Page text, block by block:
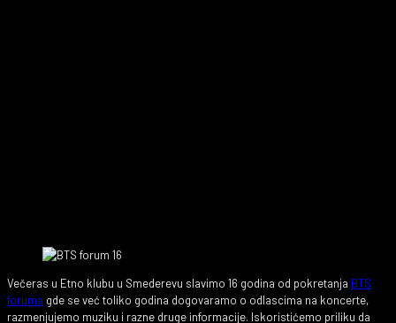
Večeras u Etno klubu u Smederevu slavimo 16 godina od pokretanja BTS
foruma gde se već toliko godina dogovaramo o odlascima na koncerte,
razmenjujemo muziku i razne druge informacije. Iskoristićemo priliku da